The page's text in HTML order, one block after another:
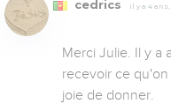
cedrics Il y a 4
Merci Julie. Il y a
recevoir ce
joie de donner.